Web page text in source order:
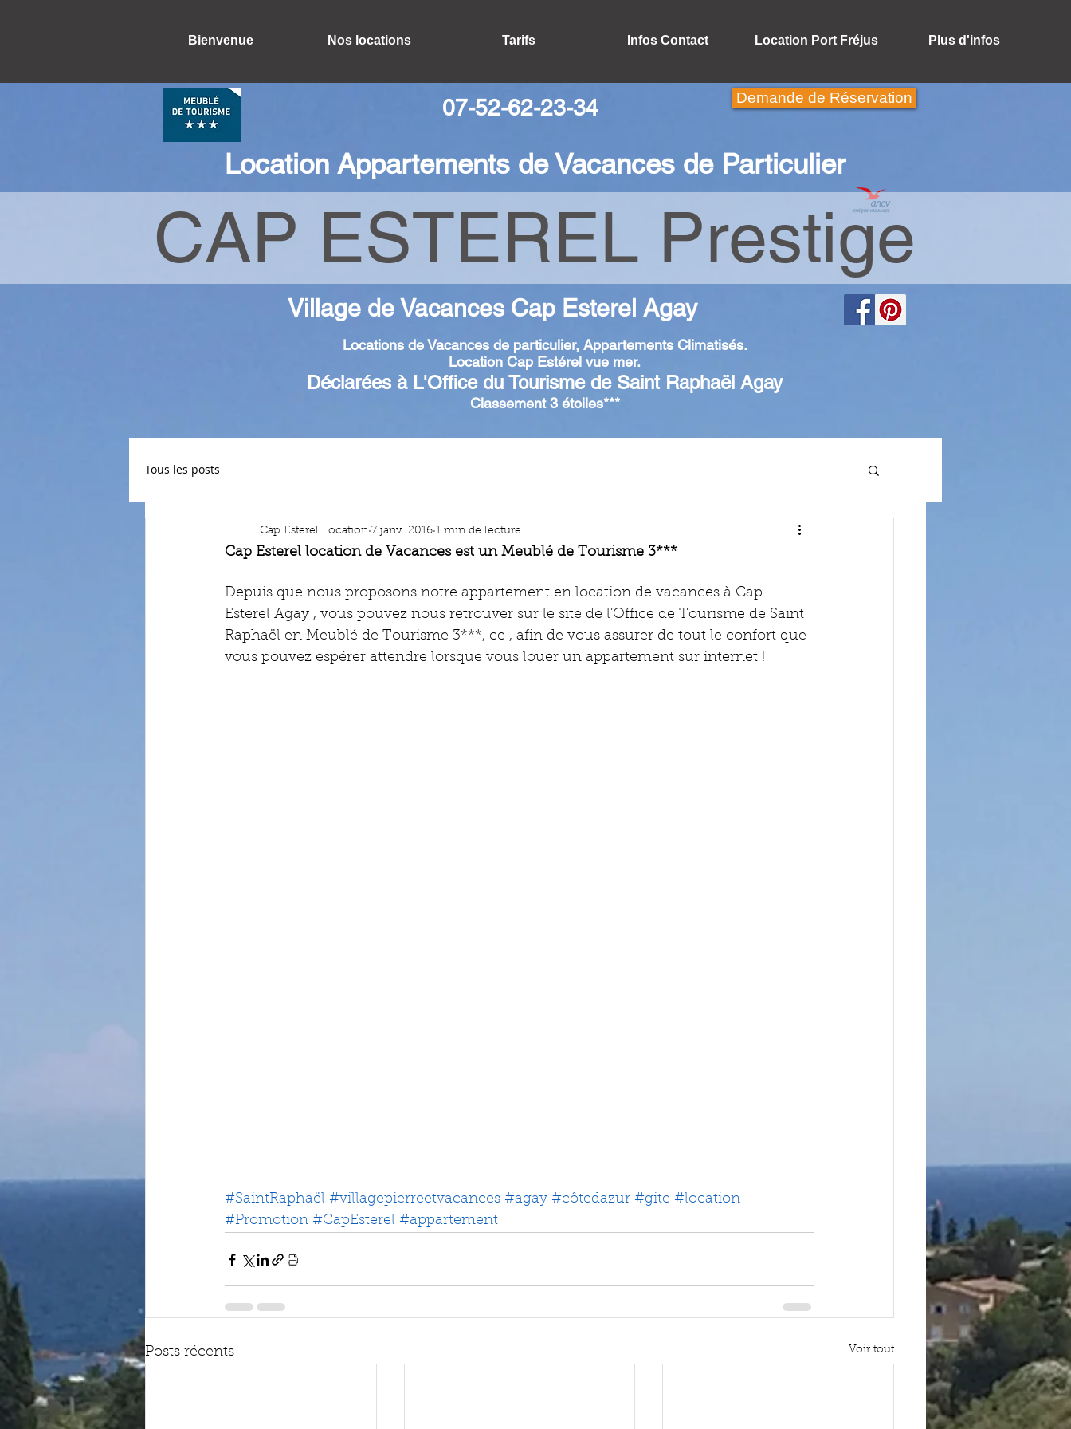
Bienvenue Nos locations Tarifs Infos Contact Location Port Fréjus Plus d'infos
07-52-62-23-34 Demande de Réservation
Location Appartements de Vacances de Particulier
CAP ESTEREL Prestige
Village de Vacances Cap Esterel Agay
Locations de Vacances de particulier, Appartements Climatisés.
Location Cap Estérel vue mer.
Déclarées à L'Office du Tourisme de Saint Raphaël Agay
Classement 3 étoiles***
Tous les posts
Cap Esterel location de Vacances est un Meublé de Tourisme 3***
Cap Esterel Location 7 janv. 2016 1 min de lecture
Depuis que nous proposons notre appartement en location de vacances à Cap
Esterel Agay , vous pouvez nous retrouver sur le site de l'Office de Tourisme de Saint
Raphaël en Meublé de Tourisme 3***, ce , afin de vous assurer de tout le confort que
vous pouvez espérer attendre lorsque vous louer un appartement sur internet !
#SaintRaphaël #villagepierreetvacances #agay #côtedazur #gite #location
#Promotion #CapEsterel #appartement
Posts récents Voir tout